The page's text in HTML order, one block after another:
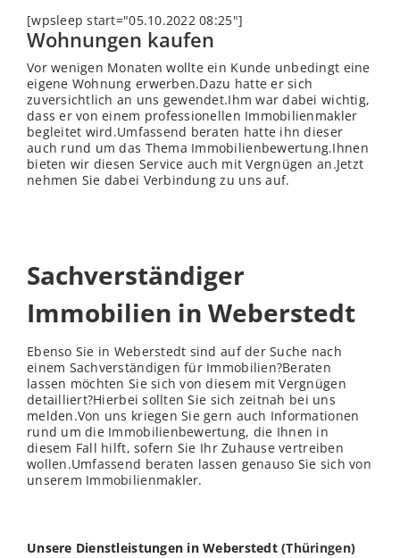
[wpsleep start="05.10.2022 08:25"]
Wohnungen kaufen
Vor wenigen Monaten wollte ein Kunde unbedingt eine
eigene Wohnung erwerben.Dazu hatte er sich
zuversichtlich an uns gewendet.Ihm war dabei wichtig,
dass er von einem professionellen Immobilienmakler
begleitet wird.Umfassend beraten hatte ihn dieser
auch rund um das Thema Immobilienbewertung.Ihnen
bieten wir diesen Service auch mit Vergnügen an.Jetzt
nehmen Sie dabei Verbindung zu uns auf.
Sachverständiger
Immobilien in Weberstedt
Ebenso Sie in Weberstedt sind auf der Suche nach
einem Sachverständigen für Immobilien?Beraten
lassen möchten Sie sich von diesem mit Vergnügen
detailliert?Hierbei sollten Sie sich zeitnah bei uns
melden.Von uns kriegen Sie gern auch Informationen
rund um die Immobilienbewertung, die Ihnen in
diesem Fall hilft, sofern Sie Ihr Zuhause vertreiben
wollen.Umfassend beraten lassen genauso Sie sich von
unserem Immobilienmakler.
Unsere Dienstleistungen in Weberstedt (Thüringen)